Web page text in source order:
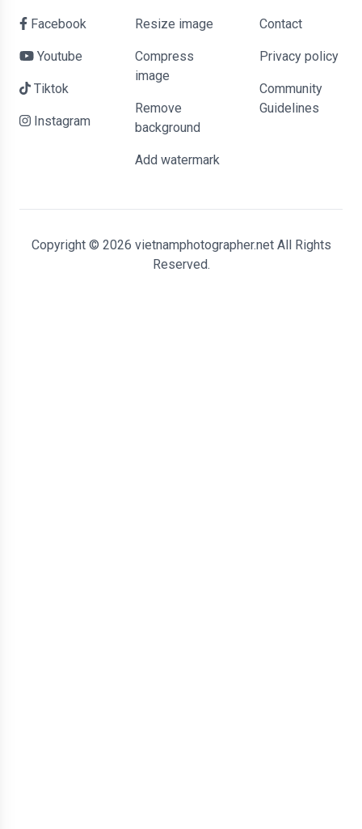
Facebook
Youtube
Tiktok
Instagram
Resize image
Compress
image
Remove
background
Add watermark
contact
Privacy policy
Community
Guidelines
Copyright © 2026 vietnamphotographer.net All Rights
Reserved.